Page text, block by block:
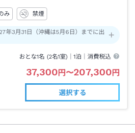
み 禁煙
3月31日（沖縄は5月6日）までに出
おとな1名 (2名1室)｜1泊 ｜消費税込
37,300 円 〜207,300 円
選択する